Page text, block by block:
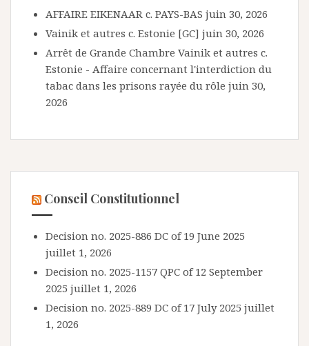
AFFAIRE EIKENAAR c. PAYS-BAS juin 30, 2026
Vainik et autres c. Estonie [GC] juin 30, 2026
Arrêt de Grande Chambre Vainik et autres c.
Estonie - Affaire concernant l'interdiction du
tabac dans les prisons rayée du rôle juin 30,
2026
Conseil Constitutionnel
Decision no. 2025-886 DC of 19 June 2025
juillet 1, 2026
Decision no. 2025-1157 QPC of 12 September
2025 juillet 1, 2026
Decision no. 2025-889 DC of 17 July 2025 juillet
1, 2026